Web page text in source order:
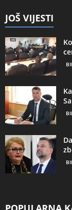
JOŠ VIJESTI